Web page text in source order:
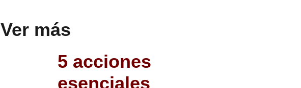
Ver más
5 acciones
esenciales